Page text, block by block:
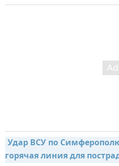
Удар ВСУ по
горячая линия для